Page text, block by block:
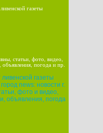
газеты
статьи, фото, видео,
погода и пр.